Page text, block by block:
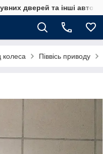
дверей та інші
колеса Піввісь приводу